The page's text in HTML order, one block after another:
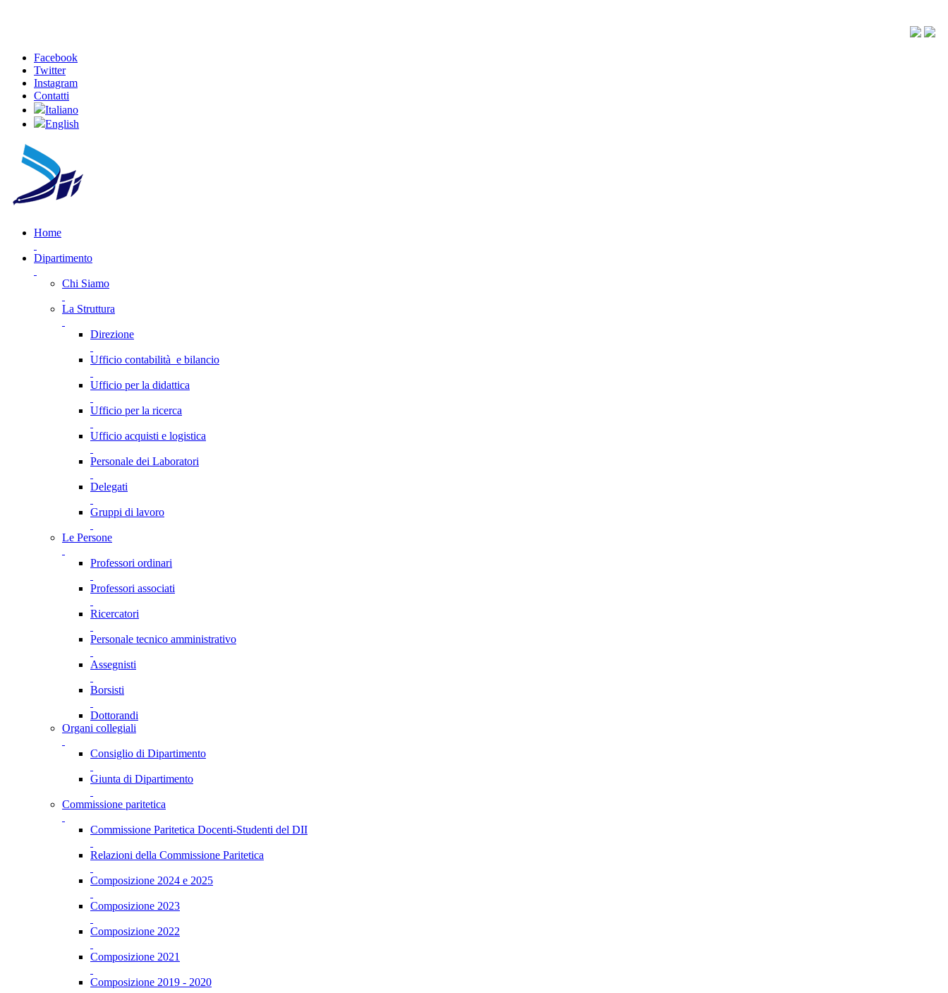
Facebook
Twitter
Instagram
Contatti
Italiano
English
Home
Dipartimento
Chi Siamo
La Struttura
Direzione
Ufficio contabilità e bilancio
Ufficio per la didattica
Ufficio per la ricerca
Ufficio acquisti e logistica
Personale dei Laboratori
Delegati
Gruppi di lavoro
Le Persone
Professori ordinari
Professori associati
Ricercatori
Personale tecnico amministrativo
Assegnisti
Borsisti
Dottorandi
Organi collegiali
Consiglio di Dipartimento
Giunta di Dipartimento
Commissione paritetica
Commissione Paritetica Docenti-Studenti del DII
Relazioni della Commissione Paritetica
Composizione 2024 e 2025
Composizione 2023
Composizione 2022
Composizione 2021
Composizione 2019 - 2020